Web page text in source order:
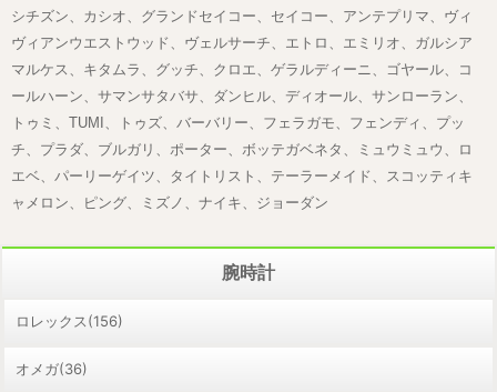
シチズン、カシオ、グランドセイコー、セイコー、アンテプリマ、ヴィ
ヴィアンウエストウッド、ヴェルサーチ、エトロ、エミリオ、ガルシア
マルケス、キタムラ、グッチ、クロエ、ゲラルディーニ、ゴヤール、コ
ールハーン、サマンサタバサ、ダンヒル、ディオール、サンローラン、
トゥミ、TUMI、トゥズ、バーバリー、フェラガモ、フェンディ、プッ
チ、プラダ、ブルガリ、ポーター、ボッテガベネタ、ミュウミュウ、ロ
エベ、パーリーゲイツ、タイトリスト、テーラーメイド、スコッティキ
ャメロン、ピング、ミズノ、ナイキ、ジョーダン
腕時計
ロレックス(156)
オメガ(36)